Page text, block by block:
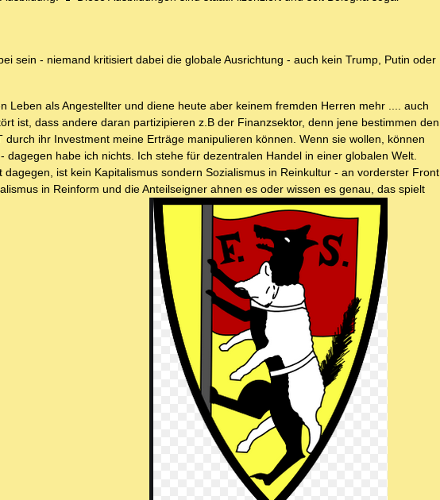
sein - niemand kritisiert dabei die globale Ausrichtung - auch kein Trump, Putin oder
Leben als Angestellter und diene heute aber keinem fremden Herren mehr .... auch
ist, dass andere daran partizipieren z.B der Finanzsektor, denn jene bestimmen den
ihr Investment meine Erträge manipulieren können. Wenn sie wollen, können
habe ich nichts. Ich stehe für dezentralen Handel in einer globalen Welt.
ist kein Kapitalismus sondern Sozialismus in Reinkultur - an vorderster Front
in Reinform und die Anteilseigner ahnen es oder wissen es genau, das spielt